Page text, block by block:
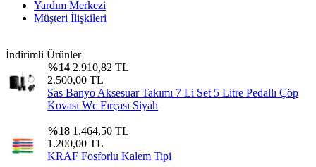
Yardım Merkezi
Müşteri İlişkileri
İndirimli Ürünler
%14 2.910,82 TL
2.500,00 TL
Sas Banyo Aksesuar Takımı 7 Li Set 5 Litre Pedallı Çöp
Kovası Wc Fırçası Siyah
%18 1.464,50 TL
1.200,00 TL
KRAF Fosforlu Kalem Tipi